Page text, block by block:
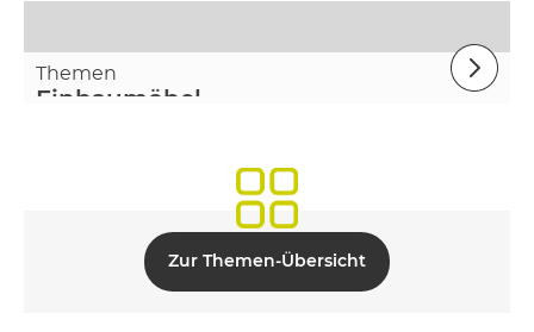
Themen
Einbaumöbel
Zur Themen-Übersicht